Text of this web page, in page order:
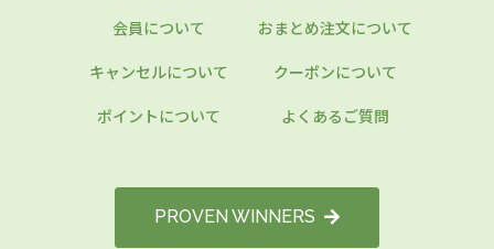
会員について
おまとめ注文について
キャンセルについて
クーポンについて
ポイントについて
よくあるご質問
PROVEN WINNERS